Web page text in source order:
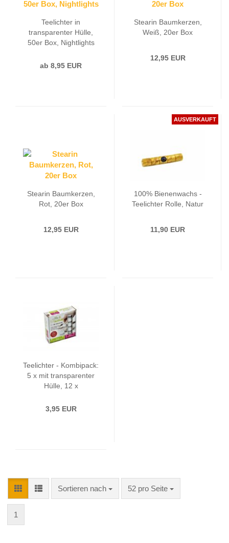
Teelichter in
transparenter Hülle,
50er Box, Nightlights
ab 8,95 EUR
Stearin Baumkerzen,
Weiß, 20er Box
12,95 EUR
Stearin Baumkerzen,
Rot, 20er Box
12,95 EUR
AUSVERKAUFT
100% Bienenwachs -
Teelichter Rolle, Natur
11,90 EUR
Teelichter - Kombipack:
5 x mit transparenter
Hülle, 12 x
17er Box
3,95 EUR
Sortieren nach
Sortieren nach 52 pro Seite
pro Seite
1